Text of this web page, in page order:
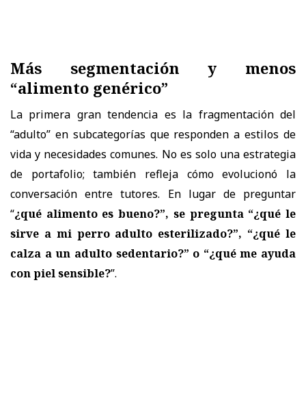
Más segmentación y menos
“alimento genérico”
La primera gran tendencia es la fragmentación del
“adulto” en subcategorías que responden a estilos de
vida y necesidades comunes. No es solo una estrategia
de portafolio; también refleja cómo evolucionó la
conversación entre tutores. En lugar de preguntar
“¿qué alimento es bueno?”, se pregunta “¿qué le
sirve a mi perro adulto esterilizado?”, “¿qué le
calza a un adulto sedentario?” o “¿qué me ayuda
con piel sensible?”.